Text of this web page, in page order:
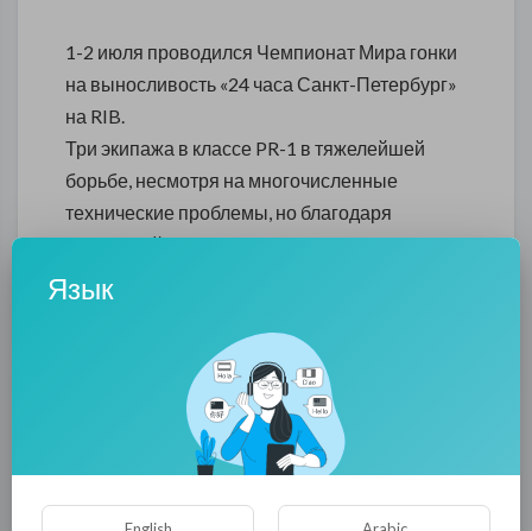
1-2 июля проводился Чемпионат Мира гонки
на выносливость «24 часа Санкт-Петербург»
на RIB.
Три экипажа в классе PR-1 в тяжелейшей
борьбе, несмотря на многочисленные
технические проблемы, но благодаря
слаженной работе команды и механиков,
смогла завоевать весь подиум.
12-13 июля в городе Августов (Польша),
состоялся заключительный этап
Чемпионтата Мира “12 часов Августов” на
болидах Formula 2.
В первый день за бронзовым кубком на
подиум поднялся экипаж лодки под номером
Язык